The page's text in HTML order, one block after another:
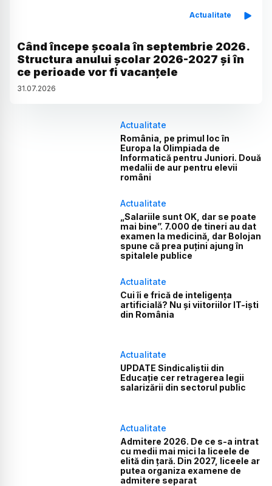
Actualitate
Când începe școala în septembrie 2026.
Structura anului școlar 2026-2027 și în
ce perioade vor fi vacanțele
31.07.2026
Actualitate
România, pe primul loc în
Europa la Olimpiada de
Informatică pentru Juniori. Două
medalii de aur pentru elevii
români
Actualitate
„Salariile sunt OK, dar se poate
mai bine”. 7.000 de tineri au dat
examen la medicină, dar Bolojan
spune că prea puțini ajung în
spitalele publice
Actualitate
Cui îi e frică de inteligența
artificială? Nu și viitoriilor IT-iști
din România
Actualitate
UPDATE Sindicaliștii din
Educație cer retragerea legii
salarizării din sectorul public
Actualitate
Admitere 2026. De ce s-a intrat
cu medii mai mici la liceele de
elită din țară. Din 2027, liceele ar
putea organiza examene de
admitere separat